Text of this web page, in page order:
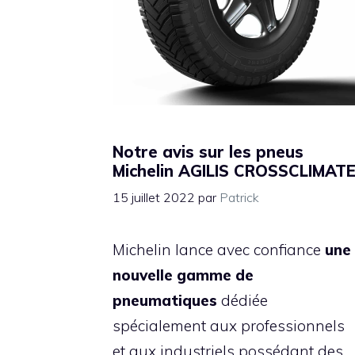
Notre avis sur les pneus
Michelin AGILIS CROSSCLIMATE
15 juillet 2022 par Patrick
Michelin lance avec confiance une
nouvelle gamme de
pneumatiques dédiée
spécialement aux professionnels
et aux industriels possédant des